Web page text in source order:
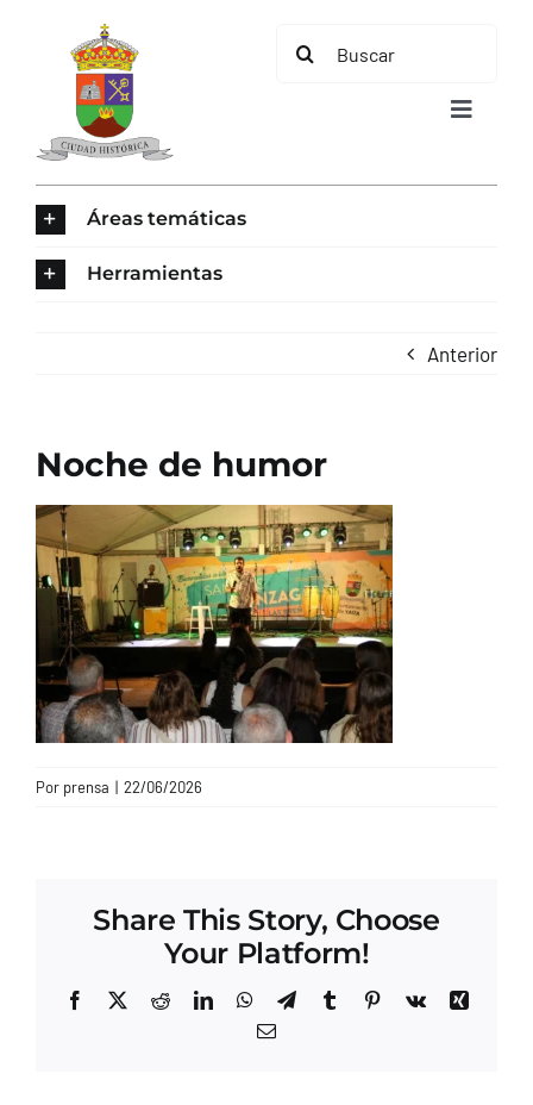
contenido
Buscar:
Toggle
CONTACTO
Áreas temáticas
Herramientas
Anterior
Noche de humor
Por prensa | 22/06/2026
Share This Story, Choose
Your Platform!
Facebook
X RedditLinkedInWhatsApp
TelegramTumblrPinterest
Vk
Xing
Correo